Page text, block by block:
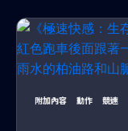
附加內容 動作 競速